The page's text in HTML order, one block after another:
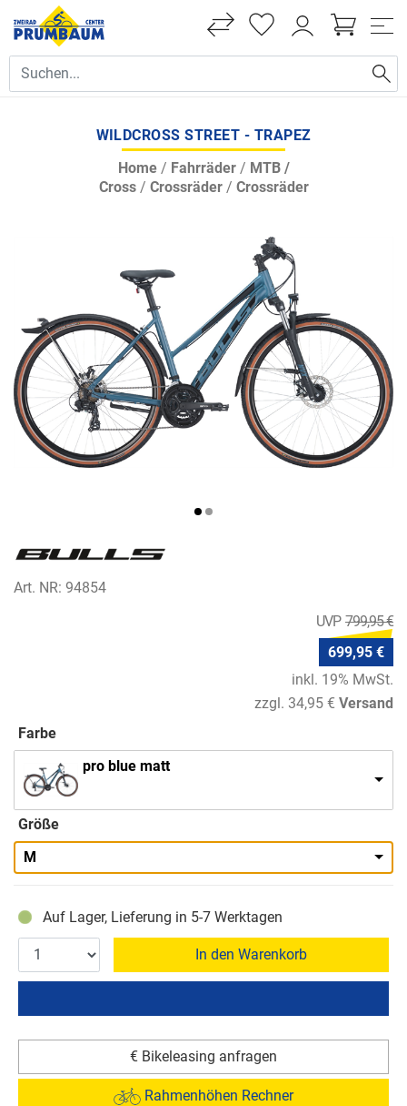
WILDCROSS STREET - TRAPEZ
Home/ Fahrräder/ MTB /
Cross/ Crossräder/ Crossräder
Art. NR: 94854
799,95 €
699,95 €
inkl. 19% MwSt.
zzgl. 34,95 € Versand
Farbe
pro blue matt
Größe
M
Auf Lager, Lieferung in 5-7 Werktagen
In den Warenkorb
€ Bikeleasing anfragen
Rahmenhöhen Rechner